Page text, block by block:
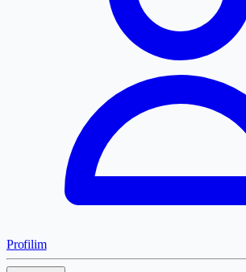
Profilim